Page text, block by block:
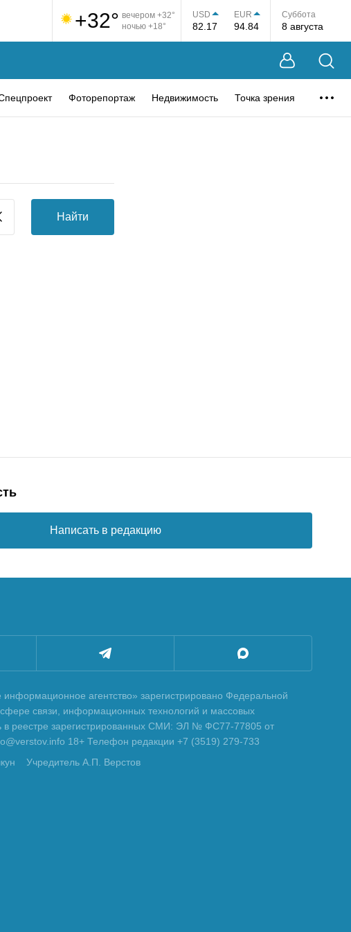
+32° вечером +32°
ночью +18°
USD
82.17
EUR
94.84
Суббота
8 августа
Фоторепортаж Недвижимость Точка зрения
Найти
Написать в редакцию
агентство» зарегистрировано Федеральной
связи, информационных технологий и массовых
в реестре зарегистрированных СМИ: ЭЛ № ФС77-77805 от
18+ Телефон редакции +7 (3519) 279-733
Учредитель А.П. Верстов